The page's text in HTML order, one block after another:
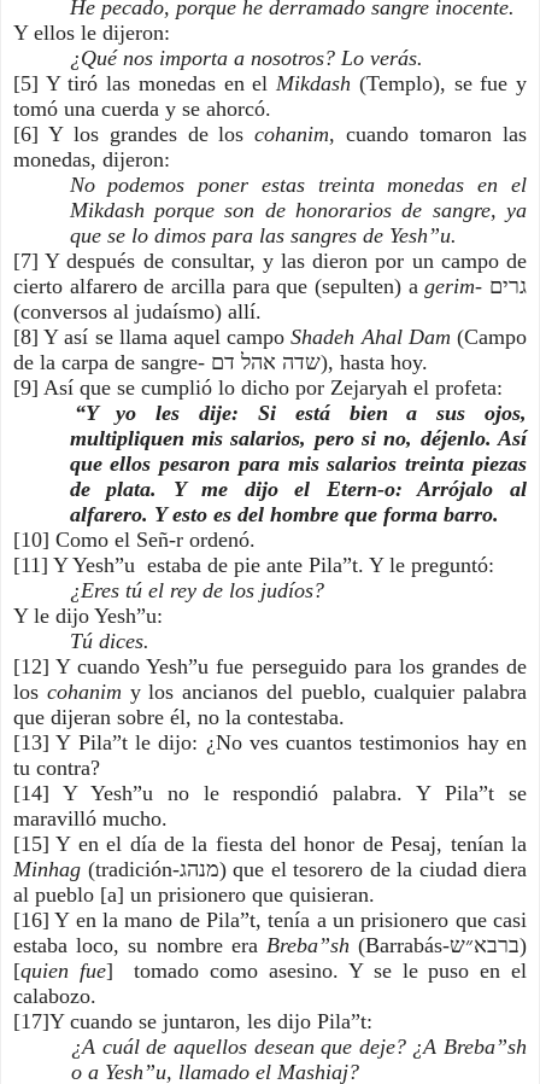
He pecado, porque he derramado sangre inocente.
Y ellos le dijeron:
¿Qué nos importa a nosotros? Lo verás.
[5] Y tiró las monedas en el Mikdash (Templo), se fue y
tomó una cuerda y se ahorcó.
[6] Y los grandes de los cohanim, cuando tomaron las
monedas, dijeron:
No podemos poner estas treinta monedas en el
Mikdash porque son de honorarios de sangre, ya
que se lo dimos para las sangres de Yesh”u.
[7] Y después de consultar, y las dieron por un campo de
cierto alfarero de arcilla para que (sepulten) a gerim- גרים
(conversos al judaísmo) allí.
[8] Y así se llama aquel campo Shadeh Ahal Dam (Campo
de la carpa de sangre- שדה אהל דם), hasta hoy.
[9] Así que se cumplió lo dicho por Zejaryah el profeta:
“Y yo les dije: Si está bien a sus ojos,
multipliquen mis salarios, pero si no, déjenlo. Así
que ellos pesaron para mis salarios treinta piezas
de plata. Y me dijo el Etern-o: Arrójalo al
alfarero. Y esto es del hombre que forma barro.
[10] Como el Señ-r ordenó.
[11] Y Yesh”u  estaba de pie ante Pila”t. Y le preguntó:
¿Eres tú el rey de los judíos?
Y le dijo Yesh”u:
Tú dices.
[12] Y cuando Yesh”u fue perseguido para los grandes de
los cohanim y los ancianos del pueblo, cualquier palabra
que dijeran sobre él, no la contestaba.
[13] Y Pila”t le dijo: ¿No ves cuantos testimonios hay en
tu contra?
[14] Y Yesh”u no le respondió palabra. Y Pila”t se
maravilló mucho.
Minhag (tradición-מנהג) que el tesorero de la ciudad diera
al pueblo [a] un prisionero que quisieran.
[16] Y en la mano de Pila”t, tenía a un prisionero que casi
estaba loco, su nombre era Breba”sh (Barrabás-ברבא״ש)
[quien fue]  tomado como asesino. Y se le puso en el
calabozo.
[17]Y cuando se juntaron, les dijo Pila”t:
¿A cuál de aquellos desean que deje? ¿A Breba”sh
o a Yesh”u, llamado el Mashiaj?